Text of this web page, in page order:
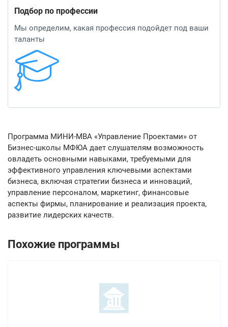
Подбор по профессии
Мы определим, какая профессия подойдет под ваши
таланты
Программа МИНИ-MBA «Управление Проектами» от
Бизнес-школы МФЮА дает слушателям возможность
овладеть основными навыками, требуемыми для
эффективного управления ключевыми аспектами
бизнеса, включая стратегии бизнеса и инноваций,
управление персоналом, маркетинг, финансовые
аспекты фирмы, планирование и реализация проекта,
развитие лидерских качеств.
Похожие программы